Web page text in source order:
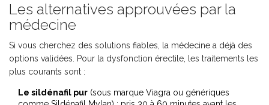
Les alternatives approuvées par la
médecine
Si vous cherchez des solutions fiables, la médecine a déjà des
options validées. Pour la dysfonction érectile, les traitements les
plus courants sont :
Le sildénafil pur (sous marque Viagra ou génériques